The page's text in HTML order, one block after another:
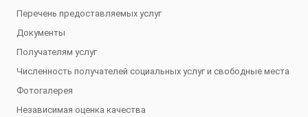
Перечень предоставляемых услуг
Документы
Получателям услуг
Численность получателей социальных услуг и свободные места
Фотогалерея
Независимая оценка качества